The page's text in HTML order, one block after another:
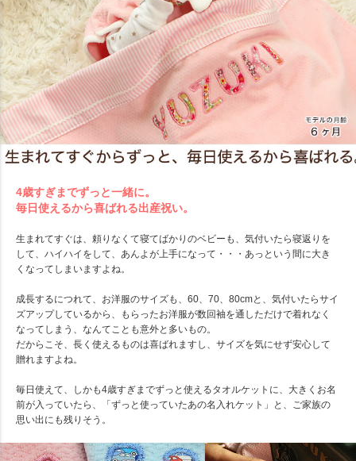
4歳すぎまでずっと一緒に。
毎日使えるから喜ばれる出産祝い。
生まれてすぐは、頼りなくて寝てばかりのベビーも、気付いたら寝返りを
して、ハイハイをして、あんよが上手になって・・・あっという間に大き
くなってしまいますよね。
成長するにつれて、お洋服のサイズも、60、70、80cmと、気付いたらサイ
ズアップしているから、もらったお洋服が数回袖を通しただけで着れなく
なってしまう、なんてことも意外と多いもの。
だからこそ、長く使えるものは喜ばれますし、サイズを気にせず安心して
贈れますよね。
毎日使えて、しかも4歳すぎまでずっと使えるタオルケットに、大きくお名
前が入っていたら、「ずっと使っていたあの名入れケット」と、ご家族の
思い出にも残りそう。